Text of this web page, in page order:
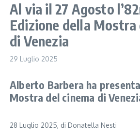
Al via il 27 Agosto
Edizione della Mostra
di Venezia
29 Luglio 2025
Alberto Barbera ha
Mostra del cinema di
28 Luglio 2025, di Donatella Nesti